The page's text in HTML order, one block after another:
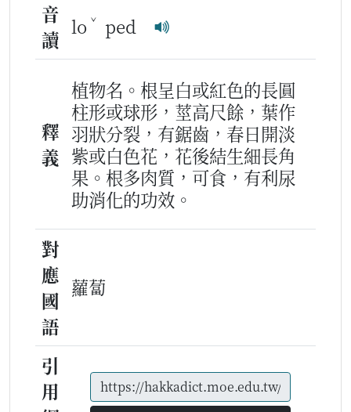
音
讀
lo ˇ ped
釋
義
植物名。根呈白或紅色的長圓
柱形或球形，莖高尺餘，葉作
羽狀分裂，有鋸齒，春日開淡
紫或白色花，花後結生細長角
果。根多肉質，可食，有利尿
助消化的功效。
對
應
國
語
蘿蔔
引
用